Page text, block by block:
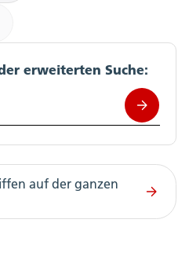
erweiterten Suche:
auf der ganzen